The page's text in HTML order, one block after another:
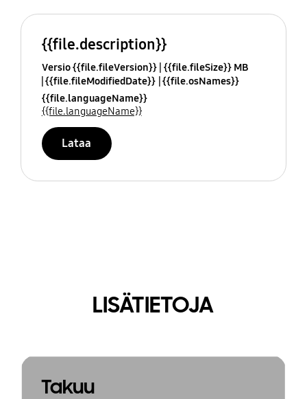
{{file.description}}
Versio {{file.fileVersion}} {{file.fileSize}} MB
{{file.fileModifiedDate}} {{file.osNames}}
{{file.languageName}}
{{file.languageName}}
Lataa
LISÄTIETOJA
Takuu